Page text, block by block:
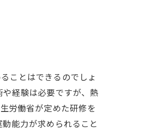
ことはできるのでしょ
経験は必要ですが、熱
労働省が定めた研修を
能力が求められること